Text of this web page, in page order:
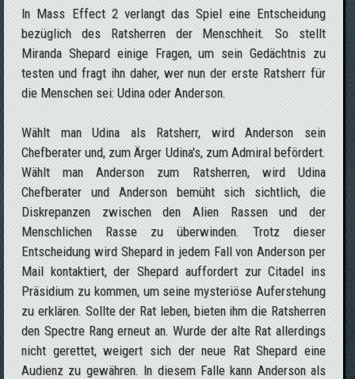
In Mass Effect 2 verlangt das Spiel eine Entscheidung
bezüglich des Ratsherren der Menschheit. So stellt
Miranda Shepard einige Fragen, um sein Gedächtnis zu
testen und fragt ihn daher, wer nun der erste Ratsherr für
die Menschen sei: Udina oder Anderson.
Wählt man Udina als Ratsherr, wird Anderson sein
Chefberater und, zum Ärger Udina's, zum Admiral befördert.
Wählt man Anderson zum Ratsherren, wird Udina
Chefberater und Anderson bemüht sich sichtlich, die
Diskrepanzen zwischen den Alien Rassen und der
Menschlichen Rasse zu überwinden. Trotz dieser
Entscheidung wird Shepard in jedem Fall von Anderson per
Mail kontaktiert, der Shepard auffordert zur Citadel ins
Präsidium zu kommen, um seine mysteriöse Auferstehung
zu erklären. Sollte der Rat leben, bieten ihm die Ratsherren
den Spectre Rang erneut an. Wurde der alte Rat allerdings
nicht gerettet, weigert sich der neue Rat Shepard eine
Audienz zu gewähren. In diesem Falle kann Anderson als